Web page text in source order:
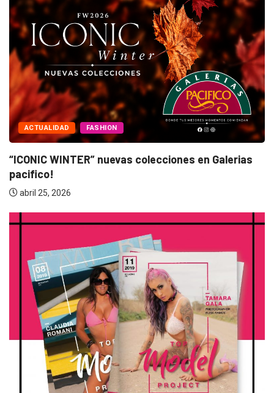
ACTUALIDAD
“BANDANA” 25 años! Nostalgia y